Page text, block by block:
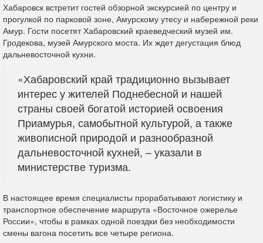
Хабаровск встретит гостей обзорной экскурсией по центру и
прогулкой по парковой зоне, Амурскому утесу и набережной реки
Амур. Гости посетят Хабаровский краеведческий музей им.
Гродекова, музей Амурского моста. Их ждет дегустация блюд
дальневосточной кухни.
«Хабаровский край традиционно вызывает
интерес у жителей Поднебесной и нашей
страны своей богатой историей освоения
Приамурья, самобытной культурой, а также
живописной природой и разнообразной
дальневосточной кухней, – указали в
министерстве туризма.
В настоящее время специалисты прорабатывают логистику и
транспортное обеспечение маршрута «Восточное ожерелье
России», чтобы в рамках одной поездки без необходимости
смены вагона посетить все четыре региона.